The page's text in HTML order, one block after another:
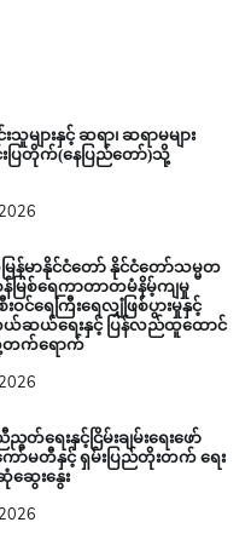
းသူများနှင့် ဆရာ၊ ဆရာမများ
ြတိုက်(နေပြည်တော်)သို့
ြန်မာနိုင်ငံတော် နိုင်ငံတော်သမ္မတ
န်မြစ်ရေကာတာတမံနိမ့်ကျမှု
စီးဝင်ရေကြီးရေလျှံဖြစ်ပွားမှုနှင့်
ယ်ရေးနှင့် ပြန်လည်ထူထောင်
တက်ရောက်
ရေးနှင့်ငြိမ်းချမ်းရေးဖော်
ော်မတီနှင့် ရှမ်းပြည်တိုးတက် ရေး
ဆွေးနွေး